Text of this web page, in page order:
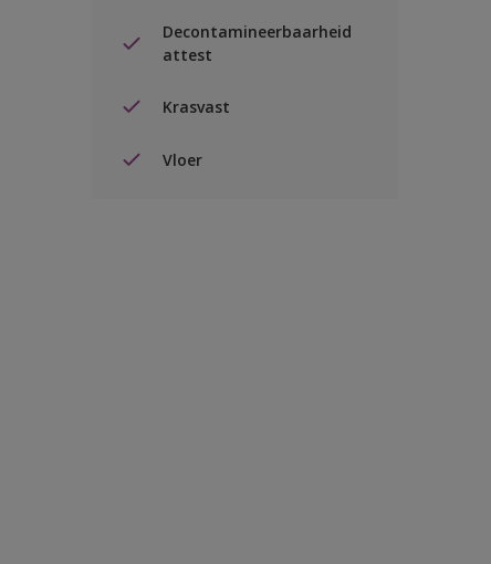
Decontamineerbaarheid
attest
Krasvast
Vloer